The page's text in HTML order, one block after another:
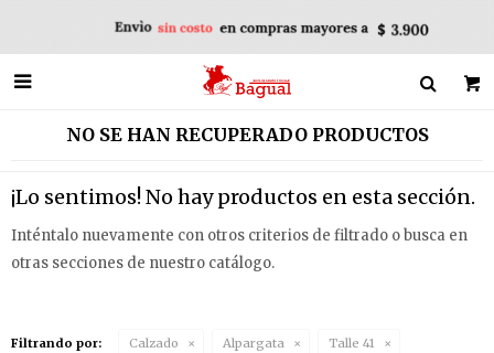

NO SE HAN RECUPERADO PRODUCTOS
¡Lo sentimos! No hay productos en esta sección.
Inténtalo nuevamente con otros criterios de filtrado o busca en
otras secciones de nuestro catálogo.
Filtrando por: Calzado Alpargata Talle 41